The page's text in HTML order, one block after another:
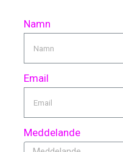
Namn
Email
Meddelande